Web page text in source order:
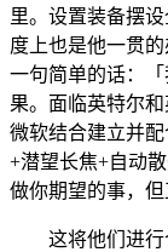
里。设置装备摆
度上也是他一贯
一句简单的话：
果。面临英特尔
微软结合建立并
+潜望长焦+自动
做你期望的事，但
这将他们进行